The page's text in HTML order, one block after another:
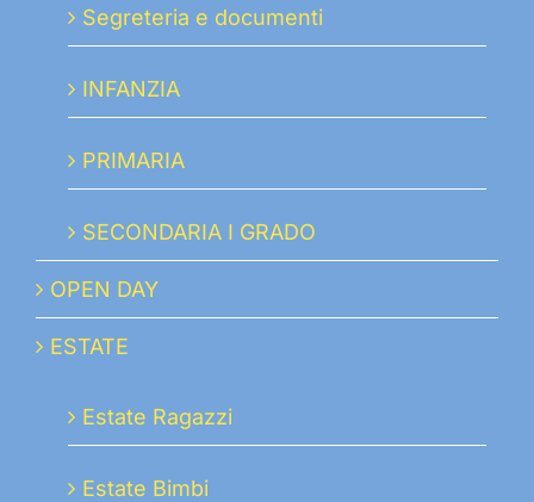
Segreteria e documenti
INFANZIA
PRIMARIA
SECONDARIA I GRADO
OPEN DAY
ESTATE
Estate Ragazzi
Estate Bimbi